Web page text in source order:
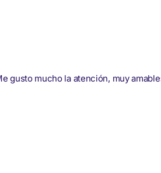
gusto mucho la atención, muy